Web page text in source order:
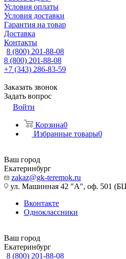
Условия оплаты
Условия доставки
Гарантия на товар
Доставка
Контакты
8 (800) 201-88-08
8 (800) 201-88-08
+7 (343) 286-83-59
Заказать звонок
Задать вопрос
Войти
Корзина0
Избранные товары0
Ваш город
Екатеринбург
zakaz@gk-teremok.ru
ул. Машинная 42 "А", оф. 501
Вконтакте
Одноклассники
Ваш город
Екатеринбург
8 (800) 201-88-08